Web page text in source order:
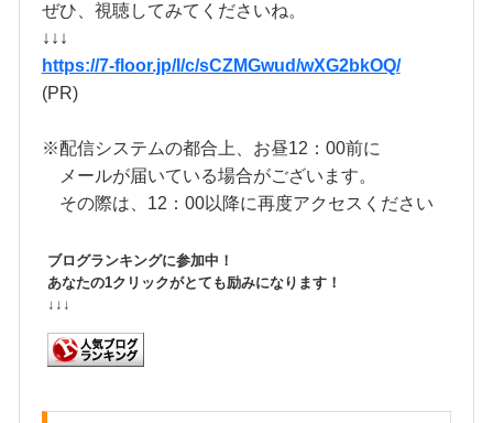
ぜひ、視聴してみてくださいね。
↓↓↓
https://7-floor.jp/l/c/sCZMGwud/wXG2bkOQ/
(PR)
※配信システムの都合上、お昼12：00前に
メールが届いている場合がございます。
その際は、12：00以降に再度アクセスください
ブログランキングに参加中！
あなたの1クリックがとても励みになります！
↓↓↓